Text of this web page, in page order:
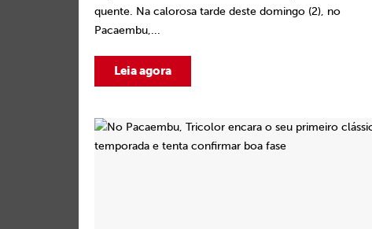
quente. Na calorosa tarde deste domingo (2), no
Pacaembu,...
Leia agora